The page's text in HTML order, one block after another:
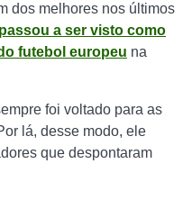
dos melhores nos últimos
passou a ser visto como
futebol europeu na
foi voltado para as
lá, desse modo, ele
que despontaram